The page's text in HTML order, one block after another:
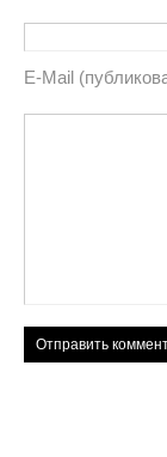
Е-Mail